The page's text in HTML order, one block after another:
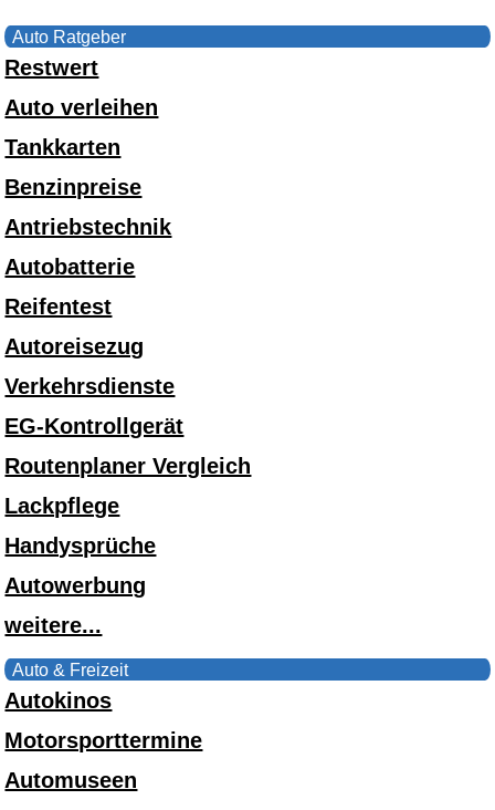
Auto Ratgeber
Restwert
Auto verleihen
Tankkarten
Benzinpreise
Antriebstechnik
Autobatterie
Reifentest
Autoreisezug
Verkehrsdienste
EG-Kontrollgerät
Routenplaner Vergleich
Lackpflege
Handysprüche
Autowerbung
weitere...
Auto & Freizeit
Autokinos
Motorsporttermine
Automuseen